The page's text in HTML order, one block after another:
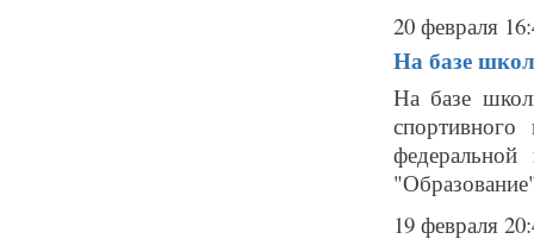
20 февраля
На базе
На базе
19 февраля